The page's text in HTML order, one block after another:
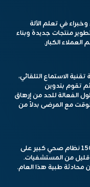
في تعلم الآلة
منتجات جديدة وبناء
الكبار.
الاستماع التلقائي،
ثم تقوم بتدوين
الفعالة للحد من إرهاق
مع المرضى بدلاً من
تُستخدم تقنية Abridge الآن في أكثر من 150 نظام صحي كبير على
قليل من المستشفيات.